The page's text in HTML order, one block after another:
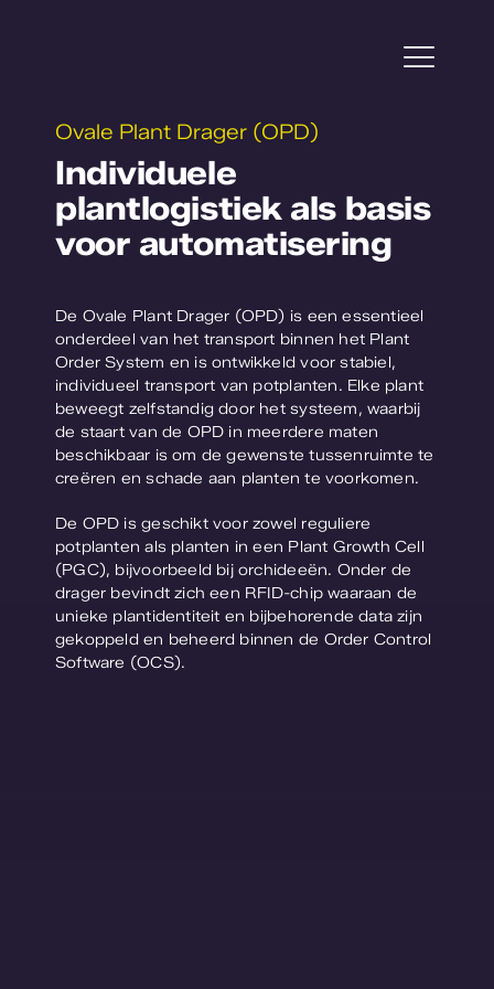
Projecten
Service
Plantonderzoek
Over WPS
Werken bij
Webshop
Ovale Plant Drager (OPD)
Individuele
plantlogistiek als basis
voor automatisering
De Ovale Plant Drager (OPD) is een essentieel
onderdeel van het transport binnen het Plant
Order System en is ontwikkeld voor stabiel,
individueel transport van potplanten. Elke plant
beweegt zelfstandig door het systeem, waarbij
de staart van de OPD in meerdere maten
beschikbaar is om de gewenste tussenruimte te
creëren en schade aan planten te voorkomen.
De OPD is geschikt voor zowel reguliere
potplanten als planten in een Plant Growth Cell
(PGC), bijvoorbeeld bij orchideeën. Onder de
drager bevindt zich een RFID-chip waaraan de
unieke plantidentiteit en bijbehorende data zijn
gekoppeld en beheerd binnen de Order Control
Software (OCS).